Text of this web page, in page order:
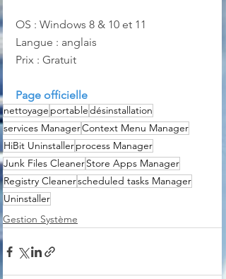
OS : Windows 8 & 10 et 11
Langue : anglais
Prix : Gratuit
Page officielle
nettoyage portabledésinstallation
services ManagerContext Menu Manager
HiBit Uninstallerprocess Manager
Junk Files CleanerStore Apps Manager
Registry Cleanerscheduled tasks Manager
Uninstaller
Gestion Système